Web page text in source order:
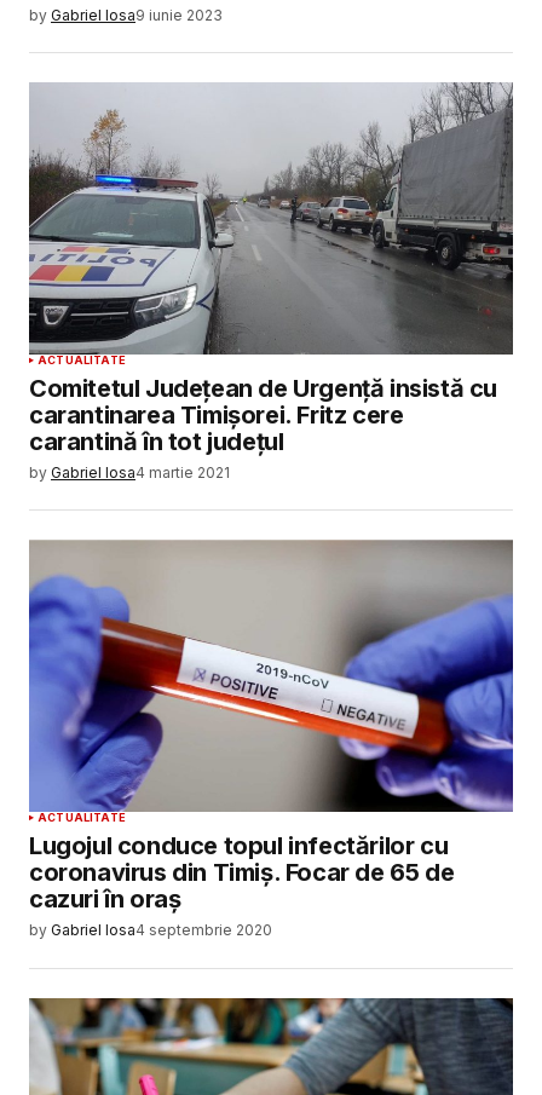
by Gabriel Iosa9 iunie 2023
ACTUALITATE
Comitetul Județean de Urgență insistă cu
carantinarea Timișorei. Fritz cere
carantină în tot județul
by Gabriel Iosa4 martie 2021
ACTUALITATE
Lugojul conduce topul infectărilor cu
coronavirus din Timiș. Focar de 65 de
cazuri în oraș
by Gabriel Iosa4 septembrie 2020